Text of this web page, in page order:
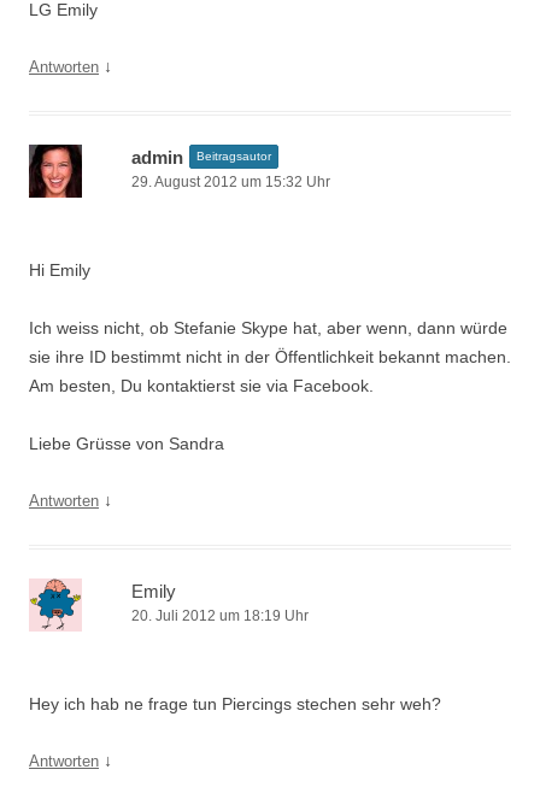
LG Emily
Antworten ↓
admin Beitragsautor
29. August 2012 um 15:32 Uhr
Hi Emily
Ich weiss nicht, ob Stefanie Skype hat, aber wenn, dann würde
sie ihre ID bestimmt nicht in der Öffentlichkeit bekannt machen.
Am besten, Du kontaktierst sie via Facebook.
Liebe Grüsse von Sandra
Antworten ↓
Emily
20. Juli 2012 um 18:19 Uhr
Hey ich hab ne frage tun Piercings stechen sehr weh?
Antworten ↓